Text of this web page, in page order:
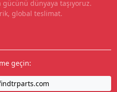
dünyaya taşıyoruz.
global teslimat.
geçin: